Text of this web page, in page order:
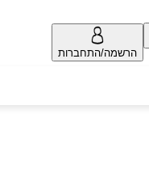
הרשמה/התחברות